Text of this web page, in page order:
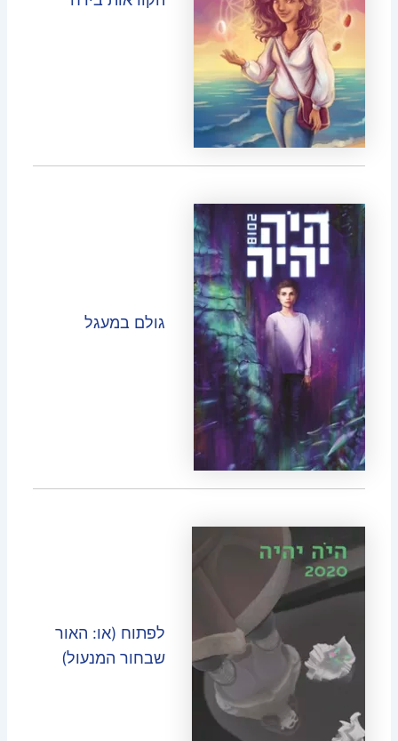
גולם במעגל
לפתוח (או: האור
שבחור המנעול)